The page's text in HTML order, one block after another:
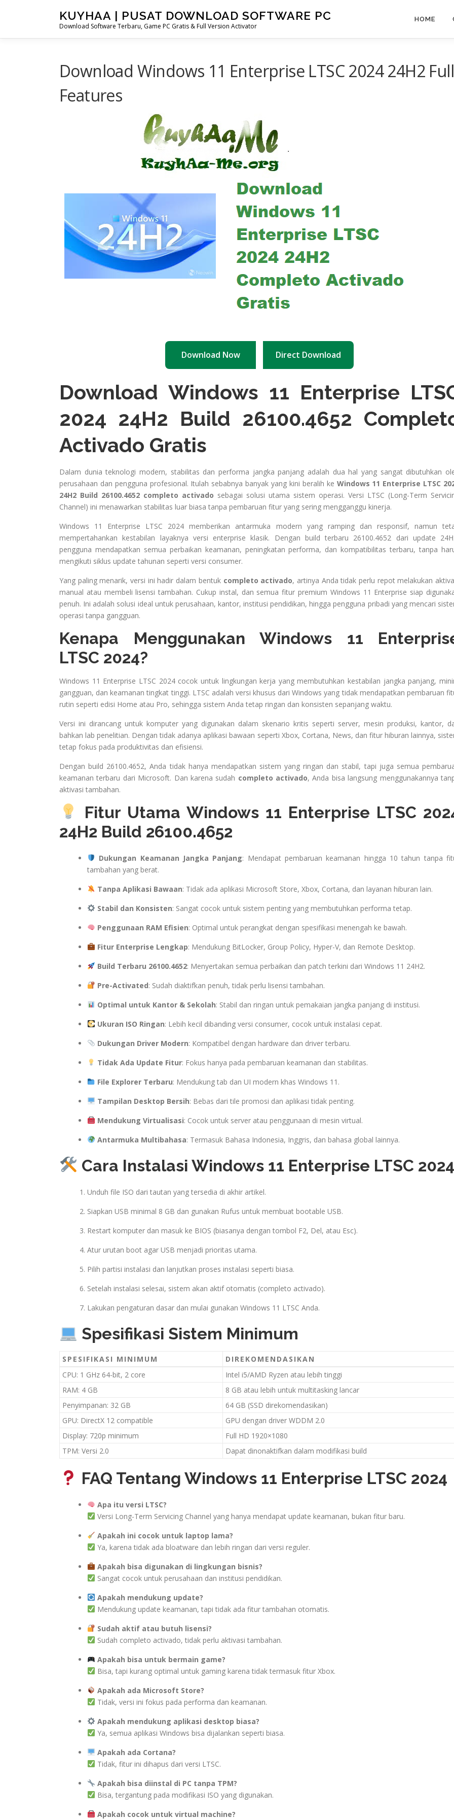
KUYHAA | PUSAT DOWNLOAD SOFTWARE PC
Download Software Terbaru, Game PC Gratis & Full Version Activator
HOME
Download Windows 11 Enterprise LTSC 2024 24H2 Full
Features
Download Now Direct Download
Download Windows 11 Enterprise
2024 24H2 Build 26100.4652
Activado Gratis
Dalam dunia teknologi modern, stabilitas dan performa jangka panjang adalah dua hal yang sangat dibutuhkan
perusahaan dan pengguna profesional. Itulah sebabnya banyak yang kini beralih ke Windows 11 Enterprise LTSC
24H2 Build 26100.4652 completo activado sebagai solusi utama sistem operasi. Versi LTSC (Long-Term
Channel) ini menawarkan stabilitas luar biasa tanpa pembaruan fitur yang sering mengganggu kinerja.
Windows 11 Enterprise LTSC 2024 memberikan antarmuka modern yang ramping dan responsif, namun
mempertahankan kestabilan layaknya versi enterprise klasik. Dengan build terbaru 26100.4652 dari update
pengguna mendapatkan semua perbaikan keamanan, peningkatan performa, dan kompatibilitas terbaru, tanpa
mengikuti siklus update tahunan seperti versi consumer.
Yang paling menarik, versi ini hadir dalam bentuk completo activado, artinya Anda tidak perlu repot melakukan
manual atau membeli lisensi tambahan. Cukup instal, dan semua fitur premium Windows 11 Enterprise siap
penuh. Ini adalah solusi ideal untuk perusahaan, kantor, institusi pendidikan, hingga pengguna pribadi yang mencari
operasi tanpa gangguan.
Kenapa Menggunakan Windows 11
LTSC 2024?
Windows 11 Enterprise LTSC 2024 cocok untuk lingkungan kerja yang membutuhkan kestabilan jangka panjang,
gangguan, dan keamanan tingkat tinggi. LTSC adalah versi khusus dari Windows yang tidak mendapatkan pembaruan
rutin seperti edisi Home atau Pro, sehingga sistem Anda tetap ringan dan konsisten sepanjang waktu.
Versi ini dirancang untuk komputer yang digunakan dalam skenario kritis seperti server, mesin produksi, kantor,
bahkan lab penelitian. Dengan tidak adanya aplikasi bawaan seperti Xbox, Cortana, News, dan fitur hiburan lainnya,
tetap fokus pada produktivitas dan efisiensi.
Dengan build 26100.4652, Anda tidak hanya mendapatkan sistem yang ringan dan stabil, tapi juga semua
keamanan terbaru dari Microsoft. Dan karena sudah completo activado, Anda bisa langsung menggunakannya
aktivasi tambahan.
Fitur Utama Windows 11 Enterprise LTSC
24H2 Build 26100.4652
Dukungan Keamanan Jangka Panjang: Mendapat pembaruan keamanan hingga 10 tahun tanpa
tambahan yang berat.
Tanpa Aplikasi Bawaan: Tidak ada aplikasi Microsoft Store, Xbox, Cortana, dan layanan hiburan lain.
Stabil dan Konsisten: Sangat cocok untuk sistem penting yang membutuhkan performa tetap.
Penggunaan RAM Efisien: Optimal untuk perangkat dengan spesifikasi menengah ke bawah.
Fitur Enterprise Lengkap: Mendukung BitLocker, Group Policy, Hyper-V, dan Remote Desktop.
Build Terbaru 26100.4652: Menyertakan semua perbaikan dan patch terkini dari Windows 11 24H2.
Pre-Activated: Sudah diaktifkan penuh, tidak perlu lisensi tambahan.
Optimal untuk Kantor & Sekolah: Stabil dan ringan untuk pemakaian jangka panjang di institusi.
Ukuran ISO Ringan: Lebih kecil dibanding versi consumer, cocok untuk instalasi cepat.
Dukungan Driver Modern: Kompatibel dengan hardware dan driver terbaru.
Tidak Ada Update Fitur: Fokus hanya pada pembaruan keamanan dan stabilitas.
File Explorer Terbaru: Mendukung tab dan UI modern khas Windows 11.
Tampilan Desktop Bersih: Bebas dari tile promosi dan aplikasi tidak penting.
Mendukung Virtualisasi: Cocok untuk server atau penggunaan di mesin virtual.
Antarmuka Multibahasa: Termasuk Bahasa Indonesia, Inggris, dan bahasa global lainnya.
Cara Instalasi Windows 11 Enterprise LTSC 2024
Unduh file ISO dari tautan yang tersedia di akhir artikel.
Siapkan USB minimal 8 GB dan gunakan Rufus untuk membuat bootable USB.
Restart komputer dan masuk ke BIOS (biasanya dengan tombol F2, Del, atau Esc).
Atur urutan boot agar USB menjadi prioritas utama.
Pilih partisi instalasi dan lanjutkan proses instalasi seperti biasa.
Setelah instalasi selesai, sistem akan aktif otomatis (completo activado).
Lakukan pengaturan dasar dan mulai gunakan Windows 11 LTSC Anda.
Spesifikasi Sistem Minimum
SPESIFIKASI MINIMUM
DIREKOMENDASIKAN
CPU: 1 GHz 64-bit, 2 core
Intel i5/AMD Ryzen atau lebih tinggi
RAM: 4 GB
8 GB atau lebih untuk multitasking lancar
Penyimpanan: 32 GB
64 GB (SSD direkomendasikan)
GPU: DirectX 12 compatible
GPU dengan driver WDDM 2.0
Display: 720p minimum
Full HD 1920×1080
TPM: Versi 2.0
Dapat dinonaktifkan dalam modifikasi build
FAQ Tentang Windows 11 Enterprise LTSC 2024
Apa itu versi LTSC?
Versi Long-Term Servicing Channel yang hanya mendapat update keamanan, bukan fitur baru.
Apakah ini cocok untuk laptop lama?
Ya, karena tidak ada bloatware dan lebih ringan dari versi reguler.
Apakah bisa digunakan di lingkungan bisnis?
Sangat cocok untuk perusahaan dan institusi pendidikan.
Apakah mendukung update?
Mendukung update keamanan, tapi tidak ada fitur tambahan otomatis.
Sudah aktif atau butuh lisensi?
Sudah completo activado, tidak perlu aktivasi tambahan.
Apakah bisa untuk bermain game?
Bisa, tapi kurang optimal untuk gaming karena tidak termasuk fitur Xbox.
Apakah ada Microsoft Store?
Tidak, versi ini fokus pada performa dan keamanan.
Apakah mendukung aplikasi desktop biasa?
Ya, semua aplikasi Windows bisa dijalankan seperti biasa.
Apakah ada Cortana?
Tidak, fitur ini dihapus dari versi LTSC.
Apakah bisa diinstal di PC tanpa TPM?
Bisa, tergantung pada modifikasi ISO yang digunakan.
Apakah cocok untuk virtual machine?